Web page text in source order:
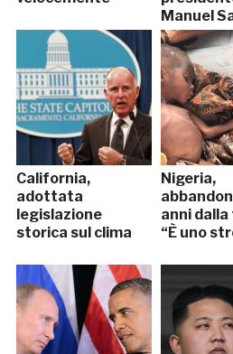
Manuel
California,
adottata
legislazione
storica sul clima
Nigeria,
anni
“È uno